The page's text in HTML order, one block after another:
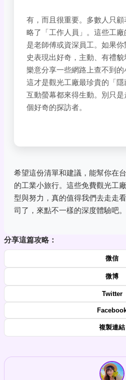
有，而且很重要。多數人只
略了「工作人員」。這些工
是老師傅或資深員工。如果
史表現出好奇，主動、有禮
樂意分享一些網路上查不到的
這才是觀光工廠最珍貴的「
互動螢幕都來得生動。別只
個好奇的探訪者。
希望這份清單和建議，能幫你在
的工業小旅行。這些免費觀光工
型與努力，真的值得我們去走走
司了，來點不一樣的深度體驗吧。
分享這篇攻略：
微信
微博
Twitter
複製連結